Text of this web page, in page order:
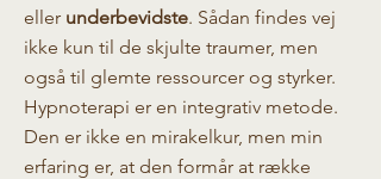
eller underbevidste. Sådan findes vej
ikke kun til de skjulte traumer, men
også til glemte ressourcer og styrker.
Hypnoterapi er en integrativ metode.
Den er ikke en mirakelkur, men min
erfaring er, at den formår at række